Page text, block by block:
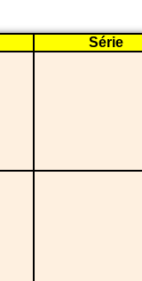
Série